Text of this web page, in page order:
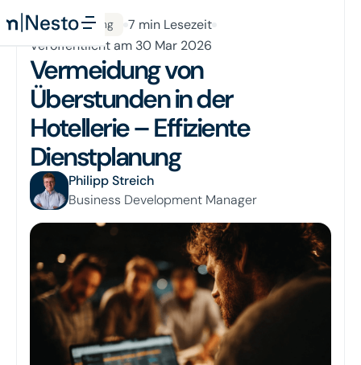
Dienstplanung
7 min Lesezeit
Veröffentlicht am 30 Mar 2026
Vermeidung von
Überstunden in der
Hotellerie – Effiziente
Dienstplanung
Philipp Streich
Business Development Manager